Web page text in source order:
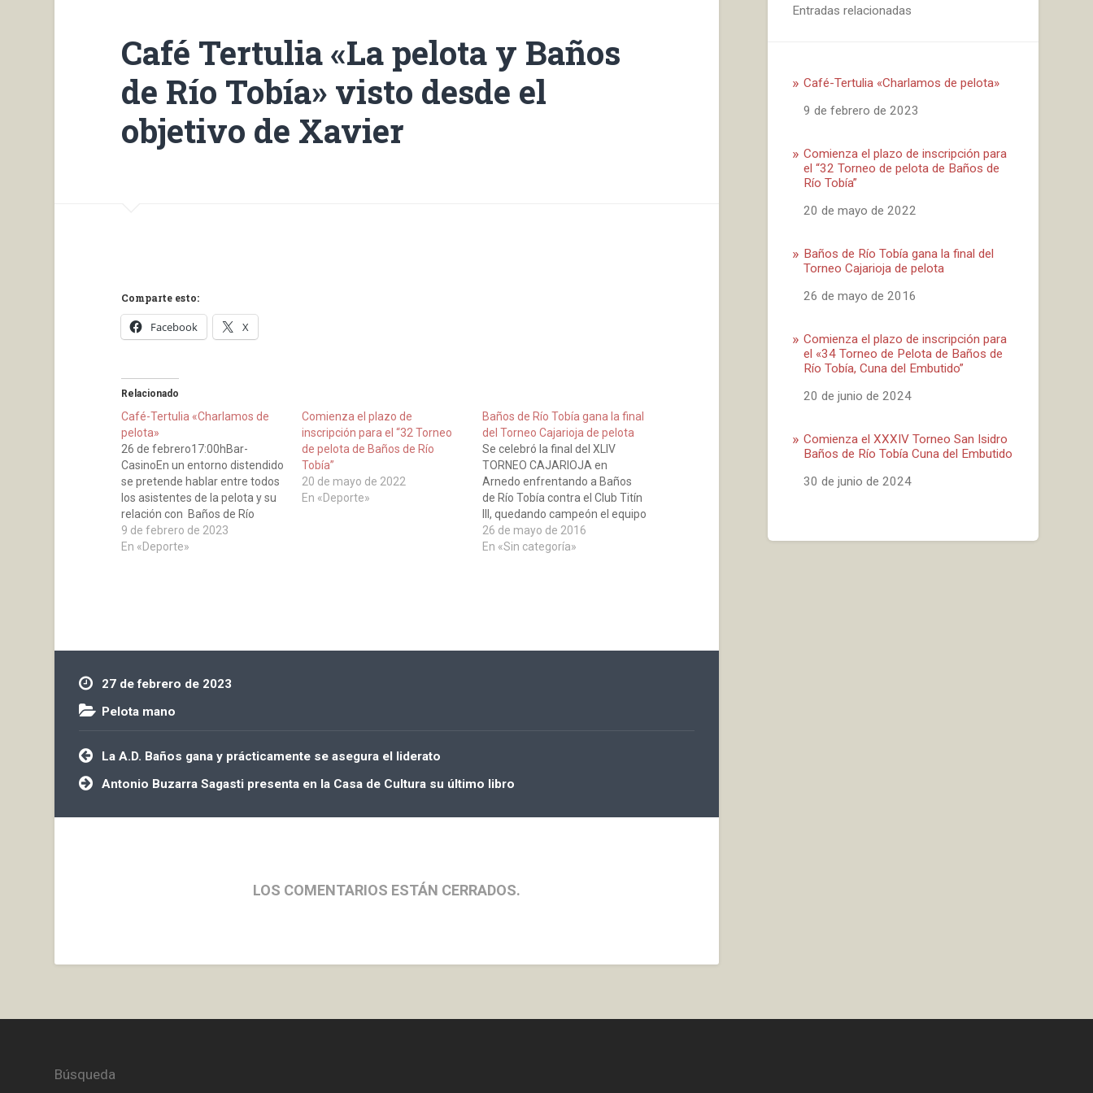
Café Tertulia «La pelota y Baños
de Río Tobía» visto desde el
objetivo de Xavier
Comparte esto:
Facebook X
Relacionado
Café-Tertulia «Charlamos de
pelota»
26 de febrero17:00hBar-
CasinoEn un entorno distendido
se pretende hablar entre todos
los asistentes de la pelota y su
relación con Baños de Río
Tobía, su historia, anécdotas,
desafíos, pelotaris ilustres, el
9 de febrero de 2023
En «Deporte»
Comienza el plazo de
inscripción para el “32 Torneo
de pelota de Baños de Río
Tobía”
20 de mayo de 2022
En «Deporte»
Baños de Río Tobía gana la final
del Torneo Cajarioja de pelota
Se celebró la final del XLIV
TORNEO CAJARIOJA en
Arnedo enfrentando a Baños
de Río Tobía contra el Club Titín
III, quedando campeón el equipo
bañejo, ganando los partidos de
benjamines alevines y cadetes.
26 de mayo de 2016
En «Sin categoría»
27 de febrero de 2023
Pelota mano
Navegación
de
entradas
La A.D. Baños gana y prácticamente se asegura el liderato
Antonio Buzarra Sagasti presenta en la Casa de Cultura su último libro
LOS COMENTARIOS ESTÁN CERRADOS.
Entradas relacionadas
Café-Tertulia «Charlamos de pelota»
Fecha
9 de febrero de 2023
Comienza el plazo de inscripción para
el “32 Torneo de pelota de Baños de
Río Tobía”
Fecha
20 de mayo de 2022
Baños de Río Tobía gana la final del
Torneo Cajarioja de pelota
Fecha
26 de mayo de 2016
Comienza el plazo de inscripción para
el «34 Torneo de Pelota de Baños de
Río Tobía, Cuna del Embutido”
Fecha
20 de junio de 2024
Comienza el XXXIV Torneo San Isidro
Baños de Río Tobía Cuna del Embutido
Fecha
30 de junio de 2024
Búsqueda